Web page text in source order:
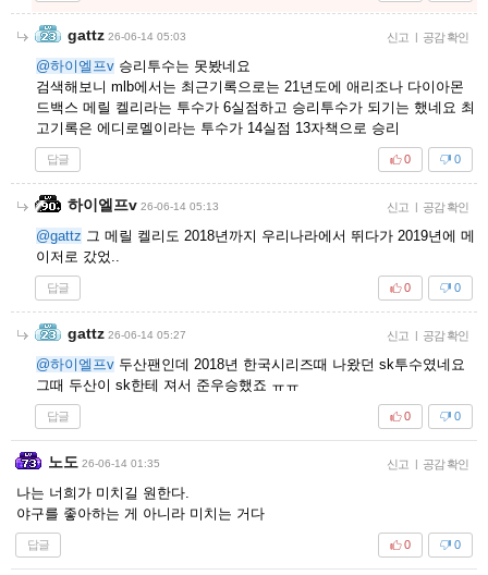
gattz 26-06-14 05:03 신고 | 공감 확인
@하이엘프v 승리투수는 못봤네요
검색해보니 mlb에서는 최근기록으로는 21년도에 애리조나 다이아몬
드백스 메릴 켈리라는 투수가 6실점하고 승리투수가 되기는 했네요 최
고기록은 에디로멜이라는 투수가 14실점 13자책으로 승리
답글 0
0
하이엘프v 26-06-14 05:13 신고 | 공감 확인
@gattz 그 메릴 켈리도 2018년까지 우리나라에서 뛰다가 2019년에 메
이저로 갔었..
답글 0
0
gattz 26-06-14 05:27 신고 | 공감 확인
@하이엘프v 두산팬인데 2018년 한국시리즈때 나왔던 sk투수였네요
그때 두산이 sk한테 져서 준우승했죠 ㅠㅠ
답글 0
0
노도 26-06-14 01:35 신고 | 공감 확인
나는 너희가 미치길 원한다.
야구를 좋아하는 게 아니라 미치는 거다
답글 0
0